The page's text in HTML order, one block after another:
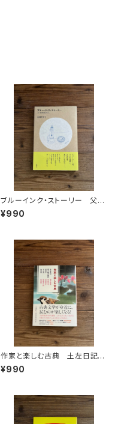
ブルーインク・ストーリー 父・
安西水丸のこと
¥990
作家と楽しむ古典 土左日記
堤中納言物語 枕草子 方丈記 徒
然草
¥990